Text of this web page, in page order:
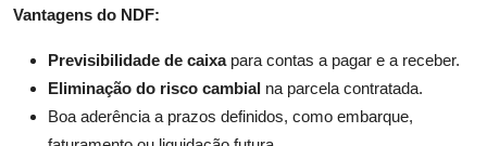
Vantagens do NDF:
Previsibilidade de caixapara contas a pagar e a receber.
Eliminação do risco cambial na parcela contratada.
Boa aderência a prazos definidos, como embarque,